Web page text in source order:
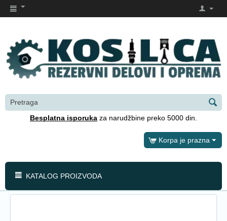
Besplatna isporuka za narudžbine preko 5000 din.
Korpa je prazna
KATALOG PROIZVODA